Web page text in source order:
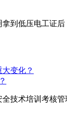
到低压电工证
技术培训考核